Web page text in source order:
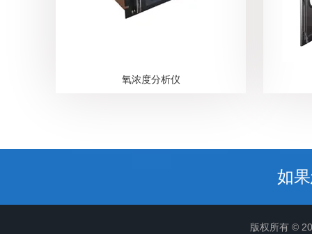
氧浓度分析仪
如
版权所有 ©